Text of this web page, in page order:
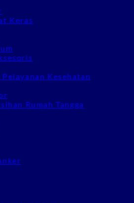
Keras
Kesehatan
Rumah Tangga